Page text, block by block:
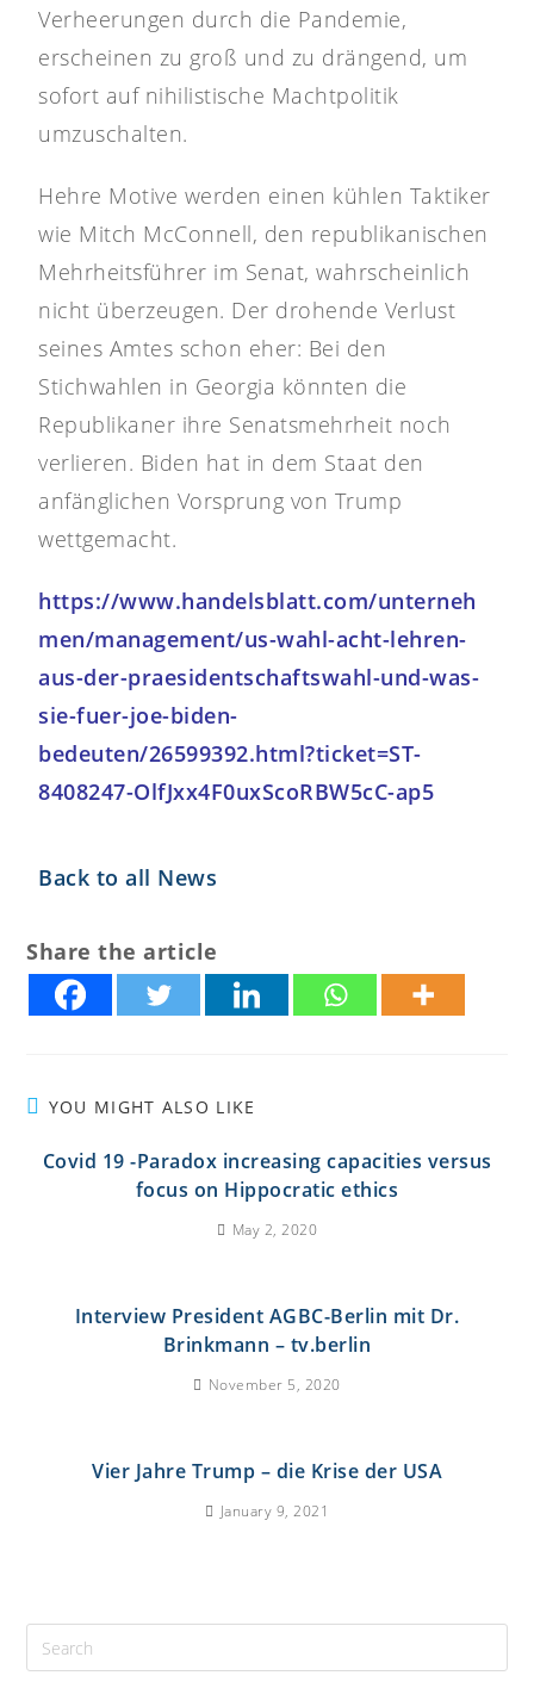
Verheerungen durch die Pandemie,
erscheinen zu groß und zu drängend, um
sofort auf nihilistische Machtpolitik
umzuschalten.
Hehre Motive werden einen kühlen Taktiker
wie Mitch McConnell, den republikanischen
Mehrheitsführer im Senat, wahrscheinlich
nicht überzeugen. Der drohende Verlust
seines Amtes schon eher: Bei den
Stichwahlen in Georgia könnten die
Republikaner ihre Senatsmehrheit noch
verlieren. Biden hat in dem Staat den
anfänglichen Vorsprung von Trump
wettgemacht.
https://www.handelsblatt.com/unterneh
men/management/us-wahl-acht-lehren-
aus-der-praesidentschaftswahl-und-was-
sie-fuer-joe-biden-
bedeuten/26599392.html?ticket=ST-
8408247-OlfJxx4F0uxScoRBW5cC-ap5
Back to all News
Share the article
YOU MIGHT ALSO LIKE
Covid 19 -Paradox increasing capacities versus
focus on Hippocratic ethics
May 2, 2020
Interview President AGBC-Berlin mit Dr.
Brinkmann – tv.berlin
November 5, 2020
Vier Jahre Trump – die Krise der USA
January 9, 2021